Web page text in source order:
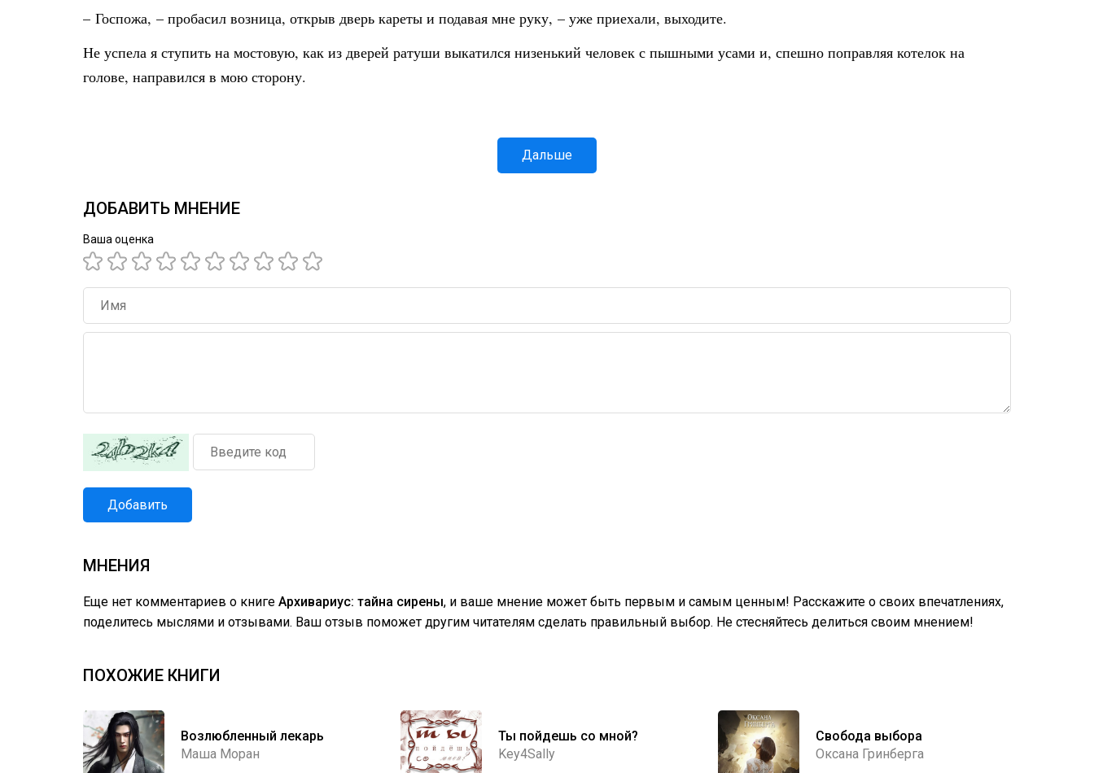
– Госпожа, – пробасил возница, открыв дверь кареты и подавая мне руку, – уже приехали, выходите.
Не успела я ступить на мостовую, как из дверей ратуши выкатился низенький человек с пышными усами и, спешно поправляя котелок на
голове, направился в мою сторону.
Дальше
ДОБАВИТЬ МНЕНИЕ
Ваша оценка
Добавить
МНЕНИЯ
Еще нет комментариев о книге Архивариус: тайна сирены, и ваше мнение может быть первым и самым ценным! Расскажите о своих впечатлениях,
поделитесь мыслями и отзывами. Ваш отзыв поможет другим читателям сделать правильный выбор. Не стесняйтесь делиться своим мнением!
ПОХОЖИЕ КНИГИ
Возлюбленный лекарь
Маша Моран
Ты пойдешь со мной?
Key4Sally
Свобода выбора
Оксана Гринберга